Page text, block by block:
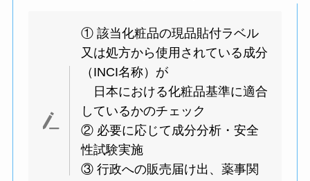
① 該当化粧品の現品貼付ラベル
又は処方から使用されている成分
（INCI名称）が
日本における化粧品基準に適合
しているかのチェック
② 必要に応じて成分分析・安全
性試験実施
③ 行政への販売届け出、薬事関